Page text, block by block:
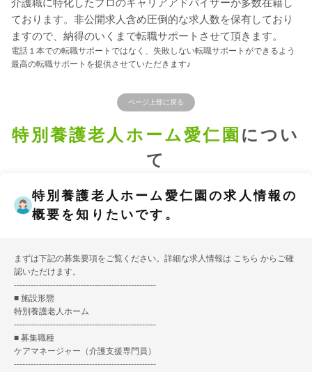
介護職に特化したプロのキャリアアドバイザーが多数在籍し
ております。非公開求人含め圧倒的な求人数を保有しており
ますので、納得のいくまで転職サポートさせて頂きます。
電話１本での転職サポートではなく、失敗しない転職サポートができるよう
最高の転職サポートを提供させていただきます♪
ページ上部に戻る
特別養護老人ホーム愛仁園 につい
て
特別養護老人ホーム愛仁園の求人情報の
概要を知りたいです。
まずは下記の募集要項をご覧ください。詳細な求人情報は こちら からご確
認いただけます。
---------------------------------------------------
■ 施設形態
特別養護老人ホーム
---------------------------------------------------
■ 募集職種
ケアマネージャー（介護支援専門員）
---------------------------------------------------